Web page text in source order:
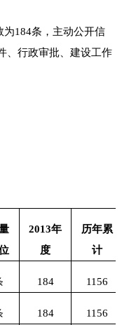
为184条，主动公开信
、行政审批、建设工作
2013年
度
历年累
计
184 1156
184 1156